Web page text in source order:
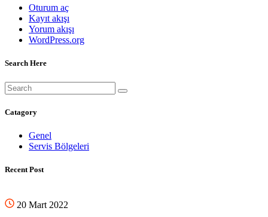
Oturum aç
Kayıt akışı
Yorum akışı
WordPress.org
Search Here
Catagory
Genel
Servis Bölgeleri
Recent Post
20 Mart 2022